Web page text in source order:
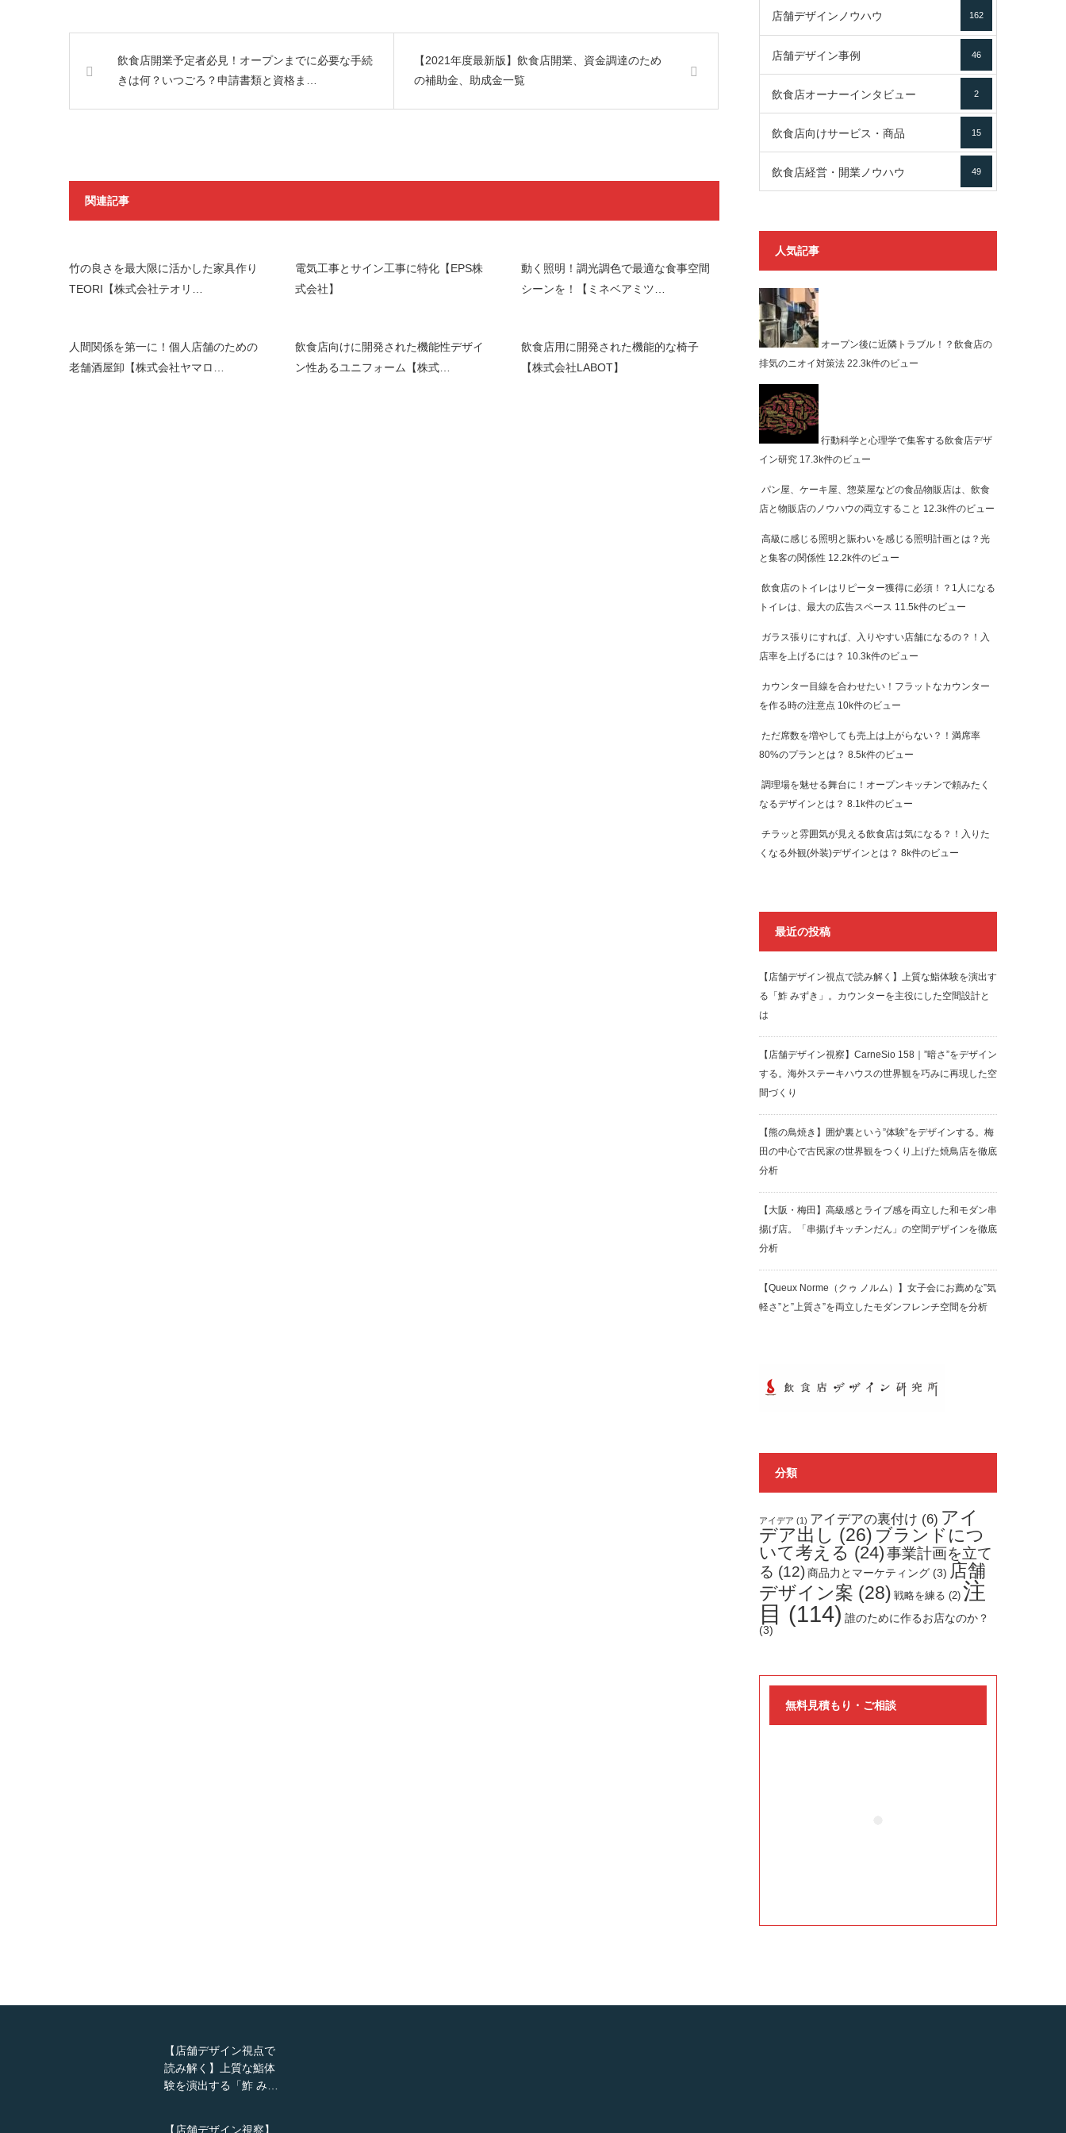
飲食店開業予定者必見！オープンまでに必要な手続
きは何？いつごろ？申請書類と資格ま…
【2021年度最新版】飲食店開業、資金調達のため
の補助金、助成金一覧
関連記事
竹の良さを最大限に活かした家具作り
TEORI【株式会社テオリ…
電気工事とサイン工事に特化【EPS株
式会社】
動く照明！調光調色で最適な食事空間
シーンを！【ミネベアミツ…
人間関係を第一に！個人店舗のための
老舗酒屋卸【株式会社ヤマロ…
飲食店向けに開発された機能性デザイ
ン性あるユニフォーム【株式…
飲食店用に開発された機能的な椅子
【株式会社LABOT】
店舗デザインノウハウ 162
店舗デザイン事例 46
飲食店オーナーインタビュー 2
飲食店向けサービス・商品 15
飲食店経営・開業ノウハウ 49
人気記事
オープン後に近隣トラブル！？飲食店の
排気のニオイ対策法 22.3k件のビュー
行動科学と心理学で集客する飲食店デザ
イン研究 17.3k件のビュー
パン屋、ケーキ屋、惣菜屋などの食品物販店は、飲食
店と物販店のノウハウの両立すること 12.3k件のビュー
高級に感じる照明と賑わいを感じる照明計画とは？光
と集客の関係性 12.2k件のビュー
飲食店のトイレはリピーター獲得に必須！？1人になる
トイレは、最大の広告スペース 11.5k件のビュー
ガラス張りにすれば、入りやすい店舗になるの？！入
店率を上げるには？ 10.3k件のビュー
カウンター目線を合わせたい！フラットなカウンター
を作る時の注意点 10k件のビュー
ただ席数を増やしても売上は上がらない？！満席率
80%のプランとは？ 8.5k件のビュー
調理場を魅せる舞台に！オープンキッチンで頼みたく
なるデザインとは？ 8.1k件のビュー
チラッと雰囲気が見える飲食店は気になる？！入りた
くなる外観(外装)デザインとは？ 8k件のビュー
最近の投稿
【店舗デザイン視点で読み解く】上質な鮨体験を演出す
る「鮓 みずき」。カウンターを主役にした空間設計と
は
【店舗デザイン視察】CarneSio 158｜”暗さ”をデザイン
する。海外ステーキハウスの世界観を巧みに再現した空
間づくり
【熊の鳥焼き】囲炉裏という”体験”をデザインする。梅
田の中心で古民家の世界観をつくり上げた焼鳥店を徹底
分析
【大阪・梅田】高級感とライブ感を両立した和モダン串
揚げ店。「串揚げキッチンだん」の空間デザインを徹底
分析
【Queux Norme（クゥ ノルム）】女子会にお薦めな”気
軽さ”と”上質さ”を両立したモダンフレンチ空間を分析
分類
アイデア (1) アイデアの裏付け (6) アイ
デア出し (26) ブランドにつ
いて考える (24)事業計画を立て
る (12)商品力とマーケティング (3) 店舗
デザイン案 (28) 戦略を練る (2) 注
目 (114) 誰のために作るお店なのか？
(3)
無料見積もり・ご相談
【店舗デザイン視点で
読み解く】上質な鮨体
験を演出する「鮓 み…
【店舗デザイン視察】